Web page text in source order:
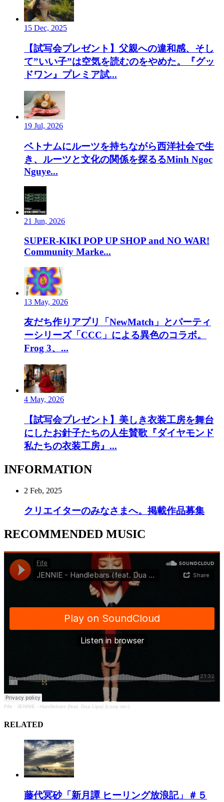
15 Dec, 2025
【試写会プレゼント】父親への違和感、そし
て”いい子”は空気を読むのをやめた。『グッ
ドワン』プレミア試...
19 Jul, 2026
ベトナムにルーツを持ちながら西洋社会で生
き、ルーツと文化の関係を探るるMinh Ngoc
Nguye...
21 Jun, 2026
SUPER-KIKI POP UP SHOP and NO WAR!
Community Marke...
13 May, 2026
友だち作りアプリ「NewMatch」とパーティ
ーシリーズ「CCC」による異色のコラボ。
Frog 3、...
4 May, 2026
【試写会プレゼント】美しき衣装工房を舞台
にしたお針子たちの人生賛歌『ダイヤモンド
私たちの衣装工房』...
INFORMATION
2 Feb, 2025
クリエイターのみなさまへ。掲載作品募集
RECOMMENDED MUSIC
Fife · JENNIE - Handlebars (feat. Dua Lipa) (Loop ver.)
RELATED
藤代冥砂「新月譚 ヒーリング放浪記」＃５